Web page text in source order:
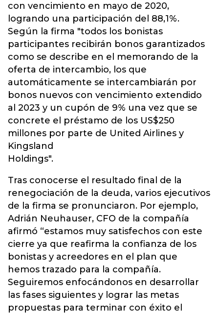
con vencimiento en mayo de 2020,
logrando una participación del 88,1%.
Según la firma "todos los bonistas
participantes recibirán bonos garantizados
como se describe en el memorando de la
oferta de intercambio, los que
automáticamente se intercambiarán por
bonos nuevos con vencimiento extendido
al 2023 y un cupón de 9% una vez que se
concrete el préstamo de los US$250
millones por parte de United Airlines y
Kingsland
Holdings".
Tras conocerse el resultado final de la
renegociación de la deuda, varios ejecutivos
de la firma se pronunciaron. Por ejemplo,
Adrián Neuhauser, CFO de la compañía
afirmó “estamos muy satisfechos con este
cierre ya que reafirma la confianza de los
bonistas y acreedores en el plan que
hemos trazado para la compañía.
Seguiremos enfocándonos en desarrollar
las fases siguientes y lograr las metas
propuestas para terminar con éxito el